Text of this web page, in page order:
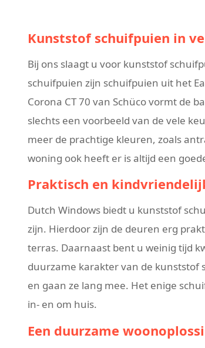
Kunststof schuifpuien in
Bij ons slaagt u voor kunststof
schuifpuien zijn schuifpuien uit het
Corona CT 70 van Schüco vormt de
slechts een voorbeeld van de vele
meer de prachtige kleuren, zoals
woning ook heeft er is altijd een
Praktisch en
Dutch Windows biedt u kunststof
zijn. Hierdoor zijn de deuren erg
terras. Daarnaast bent u weinig tijd
duurzame karakter van de kunststof
en gaan ze lang mee. Het enige
in- en om huis.
Een duurzame